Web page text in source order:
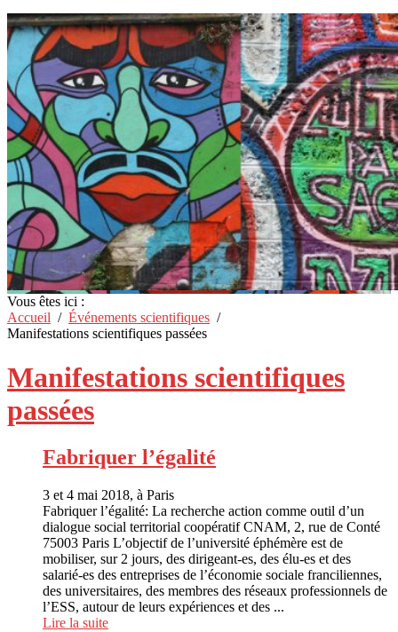
Vous êtes ici :
Accueil
Événements scientifiques
Manifestations scientifiques passées
Manifestations scientifiques
passées
Fabriquer l’égalité
3 et 4 mai 2018, à Paris
Fabriquer l’égalité: La recherche action comme outil d’un
dialogue social territorial coopératif CNAM, 2, rue de Conté
75003 Paris L’objectif de l’université éphémère est de
mobiliser, sur 2 jours, des dirigeant-es, des élu-es et des
salarié-es des entreprises de l’économie sociale franciliennes,
des universitaires, des membres des réseaux professionnels de
l’ESS, autour de leurs expériences et des ...
Lire la suite